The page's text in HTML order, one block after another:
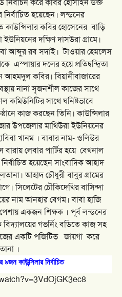
নির্বাচন করে কবির হোসাইন উক্ত
নির্বাচিত হয়েছেন। লন্ডনের
কাউন্সিলার কবির হোসেনের বাড়ি
দক্ষিণ দাসউরা গ্রামে।
আব্দুর রব সদাই। টাওয়ার হেমলেস
এস্পায়ার দলের হয়ে প্রতিদ্বন্দ্বিতা
আহমদুল কবির। বিয়ানীবাজারের
নানা সৃজনশীল কাজের সাথে
কমিউনিটির সাথে ঘনিষ্টভাবে
কাজ করছেন তিনি। কাউন্সিলার
উপজেলার মাথিউরা ইউনিয়নের
খানম । বাবার নাম- ওলিউর
লেবার পার্টির হয়ে বেথনাল
হয়েছেন সাংবাদিক আহাদ
আহাদ চৌধুরী বাবুর গ্রামের
সিলেটের চৌকিদেখির বাসিন্দা
নাম আনহার বেগম। বাবা হাজি
একজন শিক্ষক । পূর্ব লন্ডনের
বিদ্যালয়ের গভর্নিং বডিতে কাজ সহ
একটি পজিটিভ জায়গা করে
।
৯জন কাউন্সিলার নির্বাচিত